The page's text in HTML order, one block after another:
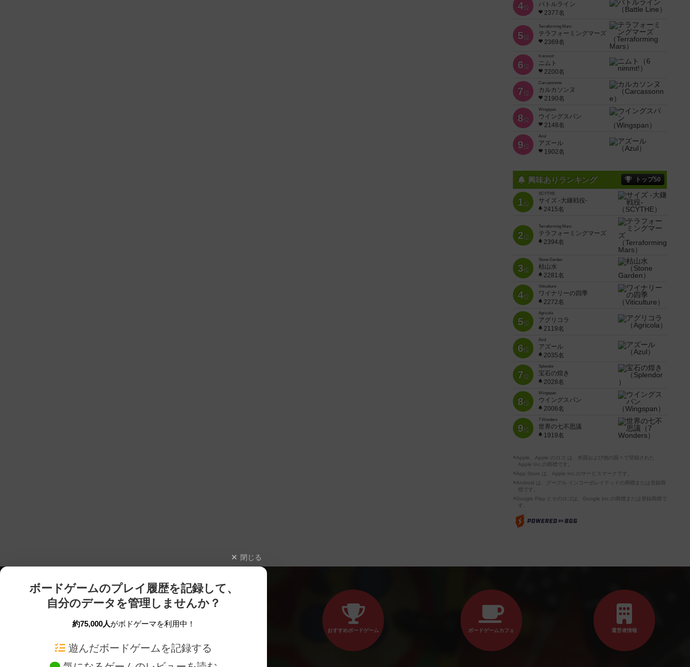
4位
バトルライン
2377名
5位
Terraforming Mars
テラフォーミングマーズ
2369名
6位
6 nimmt!
ニムト
2200名
7位
Carcassonne
カルカソンヌ
2190名
8位
Wingspan
ウイングスパン
2148名
9位
Azul
アズール
1902名
興味ありランキング トップ50
1位
SCYTHE
サイズ -大鎌戦役-
2415名
2位
Terraforming Mars
テラフォーミングマーズ
2394名
3位
Stone Garden
枯山水
2281名
4位
Viticulture
ワイナリーの四季
2272名
5位
Agricola
アグリコラ
2119名
6位
Azul
アズール
2035名
7位
Splendor
宝石の煌き
2028名
8位
Wingspan
ウイングスパン
2006名
9位
7 Wonders
世界の七不思議
1919名
※Apple、Apple のロゴ は、米国および他の国々で登録された
Apple Inc.の商標です。
※App Store は、Apple Inc.のサービスマークです。
※Android は、グーグル インコーポレイテッドの商標または登録商
標です。
※Google Play とそのロゴは、Google Inc.の商標または登録商標で
す。
閉じる
ボードゲームのプレイ履歴を記録して、
自分のデータを管理しませんか？
約75,000人がボドゲーマを利用中！
遊んだボードゲームを記録する
おすすめボードゲーム ボードゲームカフェ 運営者情報